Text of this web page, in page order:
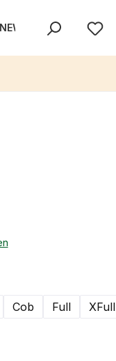
UNSER TEAM
Cob Full
XFull